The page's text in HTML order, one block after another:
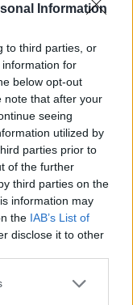
Information
to third parties, or
for
below opt-out
note that after your
seeing
utilized by
parties prior to
of the further
third parties on the
information may
the IAB’s List of
disclose it to other
години
в